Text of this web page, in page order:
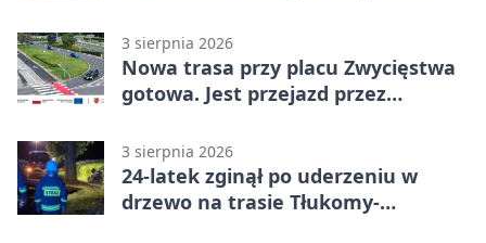
3 sierpnia 2026
Nowa trasa przy placu Zwycięstwa
gotowa. Jest przejazd przez
3 sierpnia 2026
24-latek zginął po uderzeniu w
drzewo na trasie Tłukomy-